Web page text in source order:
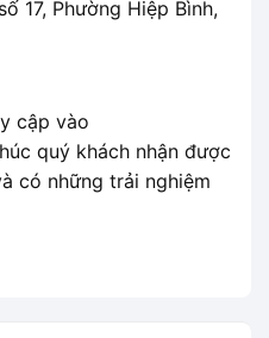
17, Phường Hiệp Bình,
cập vào
quý khách nhận được
có những trải nghiệm